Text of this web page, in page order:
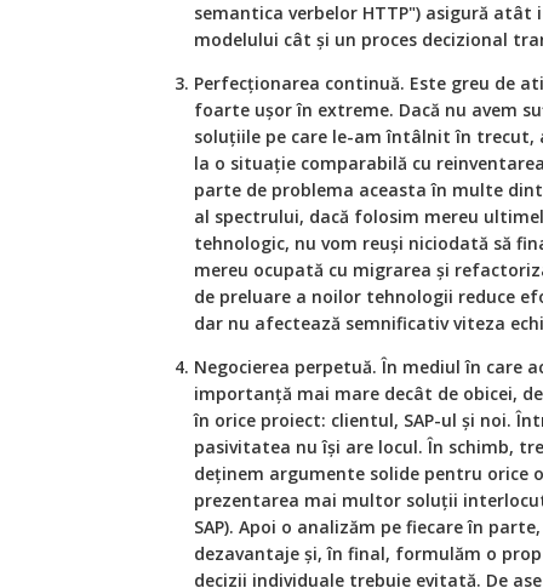
semantica verbelor HTTP") asigură
modelului cât și un proces decizional
Perfecționarea continuă. Este greu de
foarte ușor în extreme. Dacă nu avem
soluțiile pe care le-am întâlnit în
la o situație comparabilă cu
parte de problema aceasta în multe
al spectrului, dacă folosim mereu
tehnologic, nu vom reuși niciodată să
mereu ocupată cu migrarea și
de preluare a noilor tehnologii reduce
dar nu afectează semnificativ viteza
Negocierea perpetuă. În mediul în care
importanță mai mare decât de obicei,
în orice proiect: clientul, SAP-ul și noi.
pasivitatea nu își are locul. În schimb,
deținem argumente solide pentru orice
prezentarea mai multor soluții
SAP). Apoi o analizăm pe fiecare în
dezavantaje și, în final, formulăm o
decizii individuale trebuie evitată. De